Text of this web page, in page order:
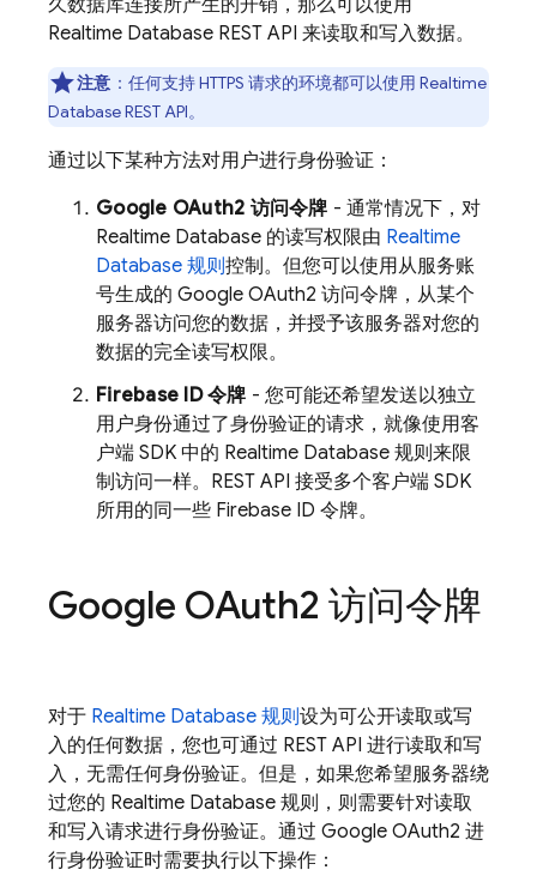
久数据库连接所产生的开销，那么可以使用
Realtime Database REST API 来读取和写入数据。
注意 ：任何支持 HTTPS 请求的环境都可以使用 Realtime
DatabaseREST API。
通过以下某种方法对用户进行身份验证：
Google OAuth2 访问令牌 - 通常情况下，对
Realtime Database 的读写权限由 Realtime
Database 规则控制。但您可以使用从服务账
号生成的 Google OAuth2 访问令牌，从某个
服务器访问您的数据，并授予该服务器对您的
数据的完全读写权限。
Firebase ID 令牌 - 您可能还希望发送以独立
用户身份通过了身份验证的请求，就像使用客
户端 SDK 中的 Realtime Database 规则来限
制访问一样。REST API 接受多个客户端 SDK
所用的同一些 Firebase ID 令牌。
Google OAuth2 访问令牌
对于 Realtime Database 规则设为可公开读取或写
入的任何数据，您也可通过 REST API 进行读取和写
入，无需任何身份验证。但是，如果您希望服务器绕
过您的 Realtime Database 规则，则需要针对读取
和写入请求进行身份验证。通过 Google OAuth2 进
行身份验证时需要执行以下操作：